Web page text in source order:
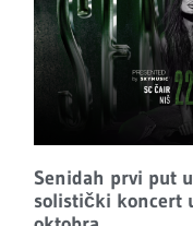
Senidah prvi put
solistički koncert